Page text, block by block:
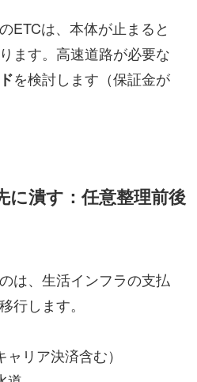
ETCは、本体が止まると
ます。高速道路が必要な
を検討します（保証金が
に潰す：任意整理前後
は、生活インフラの支払
行します。
リア決済含む）